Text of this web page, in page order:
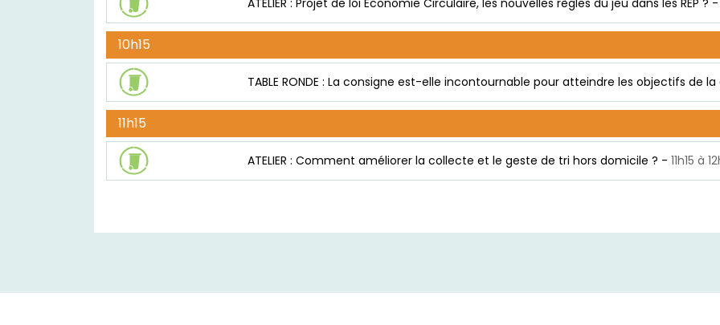
ATELIER : Projet de loi Economie Circulaire, les nouvelles règles du jeu dans les REP ? -
10h15
TABLE RONDE : La consigne est-elle incontournable pour atteindre les objectifs de la
11h15
ATELIER : Comment améliorer la collecte et le geste de tri hors domicile ? -